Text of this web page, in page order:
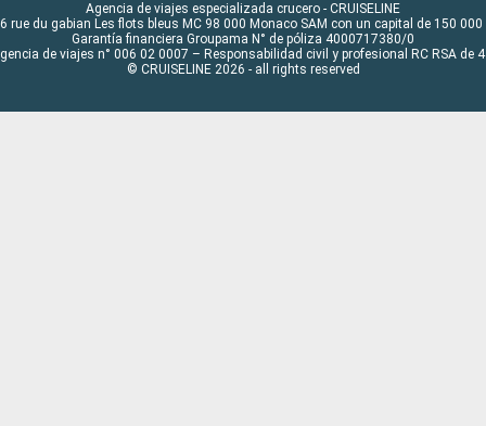
Agencia de viajes especializada crucero - CRUISELINE
rue du gabian Les flots bleus MC 98 000 Monaco SAM con un capital de 150 000
Garantía financiera Groupama N° de póliza 4000717380/0
de viajes n° 006 02 0007 – Responsabilidad civil y profesional RC RSA de
© CRUISELINE 2026 - all rights reserved